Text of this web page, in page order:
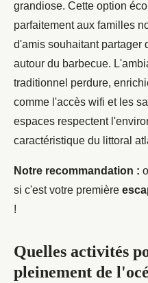
grandiose. Cette option
parfaitement aux familles
d'amis souhaitant partager
autour du barbecue.
traditionnel perdure,
comme l'accès wifi et les
espaces respectent
caractéristique du littoral
Notre recommandation :
si c'est votre première
!
Quelles activités
pleinement de